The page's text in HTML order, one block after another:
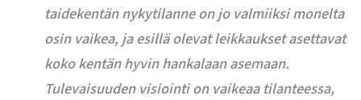
taidekentän nykytilanne on jo valmiiksi monelta
osin vaikea, ja esillä olevat leikkaukset asettavat
koko kentän hyvin hankalaan asemaan.
Tulevaisuuden visiointi on vaikeaa tilanteessa,